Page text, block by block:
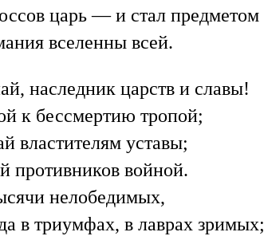
царь — и стал предметом
вселенны всей.
наследник царств и славы!
к бессмертию тропой;
властителям уставы;
противников войной.
нелобедимых,
в триумфах, в лаврах зримых;